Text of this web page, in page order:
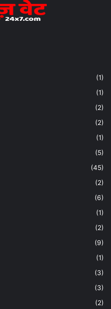
(1)
(1)
(2)
(2)
(1)
(5)
(45)
(2)
(6)
(1)
(2)
(9)
(1)
(3)
(3)
(2)